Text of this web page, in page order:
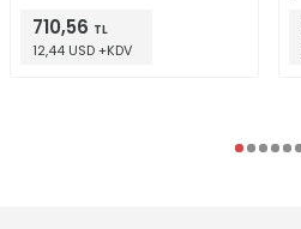
710,56 TL
12,44 USD +KDV